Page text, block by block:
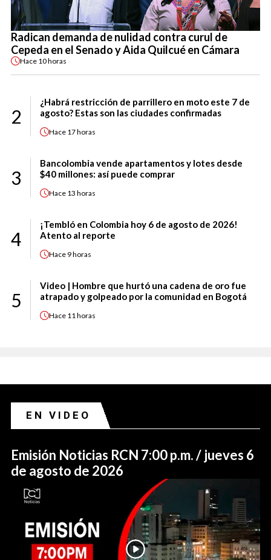
Radican demanda de nulidad contra curul de
Cepeda en el Senado y Aida Quilcué en Cámara
Hace 10 horas
2
¿Habrá restricción de parrillero en moto este 7 de
agosto? Estas son las ciudades confirmadas
Hace 17 horas
3
Bancolombia vende apartamentos y lotes desde
$40 millones: así puede comprar
Hace 13 horas
4
¡Tembló en Colombia hoy 6 de agosto de 2026!
Atento al reporte
Hace 9 horas
5
Video | Hombre que hurtó una cadena de oro fue
atrapado y golpeado por la comunidad en Bogotá
Hace 11 horas
EN VIDEO
Emisión Noticias RCN 7:00 p.m. / jueves 6
de agosto de 2026